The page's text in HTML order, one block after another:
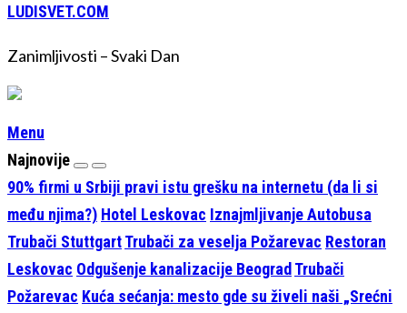
LUDISVET.COM
Zanimljivosti – Svaki Dan
Menu
Najnovije
90% firmi u Srbiji pravi istu grešku na internetu (da li si
među njima?) Hotel Leskovac Iznajmljivanje Autobusa
Trubači StuttgartTrubači za veselja Požarevac Restoran
Leskovac Odgušenje kanalizacije Beograd Trubači
Požarevac Kuća sećanja: mesto gde su živeli naši „Srećni